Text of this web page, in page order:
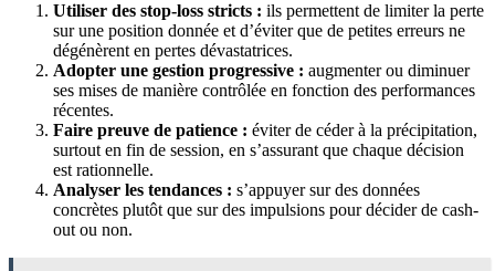
Utiliser des stop-loss stricts : ils permettent de limiter la perte
sur une position donnée et d’éviter que de petites erreurs ne
dégénèrent en pertes dévastatrices.
Adopter une gestion progressive : augmenter ou diminuer
ses mises de manière contrôlée en fonction des performances
récentes.
Faire preuve de patience : éviter de céder à la précipitation,
surtout en fin de session, en s’assurant que chaque décision
est rationnelle.
Analyser les tendances : s’appuyer sur des données
concrètes plutôt que sur des impulsions pour décider de cash-
out ou non.